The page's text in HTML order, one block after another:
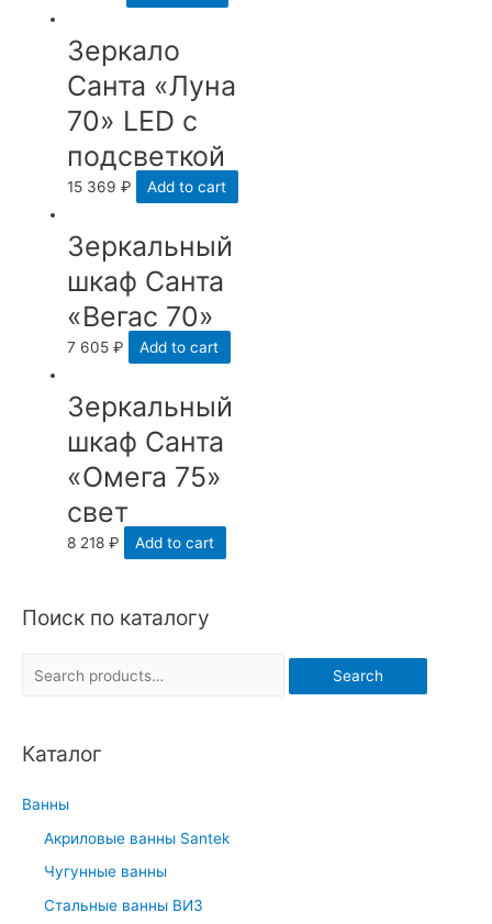
Поиск по каталогу
r
h
Search
Каталог
Ванны
Акриловые ванны Santek
Чугунные ванны
Стальные ванны ВИЗ
Зеркало
Санта «Луна
70» LED с
подсветкой
15 369₽ Add to cart
Зеркальный
шкаф Санта
«Вегас 70»
7 605₽ Add to cart
Зеркальный
шкаф Санта
«Омега 75»
свет
8 218₽ Add to cart